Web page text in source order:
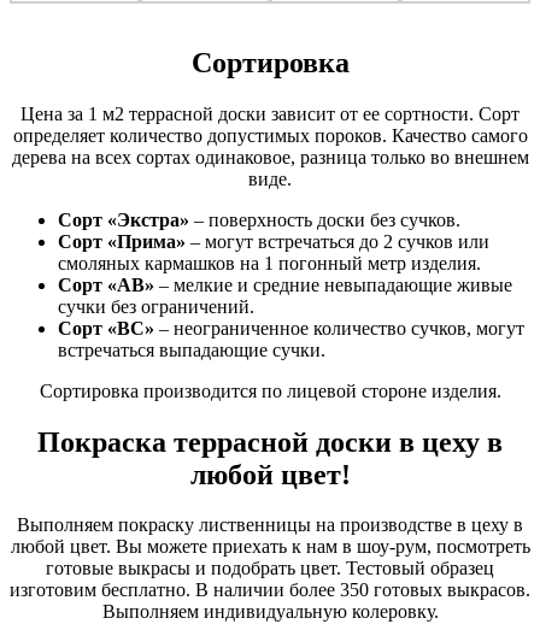
Сортировка
Цена за 1 м2 террасной доски зависит от ее сортности. Сорт
определяет количество допустимых пороков. Качество самого
дерева на всех сортах одинаковое, разница только во внешнем
виде.
Сорт «Экстра» – поверхность доски без сучков.
Сорт «Прима» – могут встречаться до 2 сучков или
смоляных кармашков на 1 погонный метр изделия.
Сорт «АВ» – мелкие и средние невыпадающие живые
сучки без ограничений.
Сорт «ВС» – неограниченное количество сучков, могут
встречаться выпадающие сучки.
Сортировка производится по лицевой стороне изделия.
Покраска террасной доски в цеху в
любой цвет!
Выполняем покраску лиственницы на производстве в цеху в
любой цвет. Вы можете приехать к нам в шоу-рум, посмотреть
готовые выкрасы и подобрать цвет. Тестовый образец
изготовим бесплатно. В наличии более 350 готовых выкрасов.
Выполняем индивидуальную колеровку.